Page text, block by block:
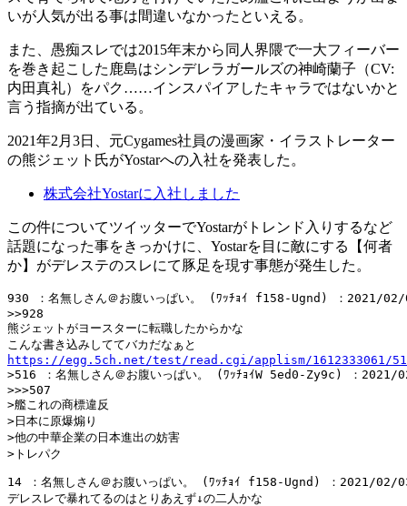
いが人気が出る事は間違いなかったといえる。
また、愚痴スレでは2015年末から同人界隈で一大フィーバー
を巻き起こした鹿島はシンデレラガールズの神崎蘭子（CV:
内田真礼）をパク……インスパイアしたキャラではないかと
言う指摘が出ている。
2021年2月3日、元Cygames社員の漫画家・イラストレーター
の熊ジェット氏がYostarへの入社を発表した。
株式会社Yostarに入社しました
この件についてツイッターでYostarがトレンド入りするなど
話題になった事をきっかけに、Yostarを目に敵にする【何者
か】がデレステのスレにて豚足を現す事態が発生した。
930 ：名無しさん＠お腹いっぱい。 (ﾜｯﾁｮｲ f158-Ugnd) ：2021/
>>928
熊ジェットがヨースターに転職したからかな
https://egg.5ch.net/test/read.cgi/applism/1612333061/
>516 ：名無しさん＠お腹いっぱい。 (ﾜｯﾁｮｲW 5ed0-Zy9c) ：
>>>507
>艦これの商標違反
>日本に原爆煽り
>他の中華企業の日本進出の妨害
14 ：名無しさん＠お腹いっぱい。 (ﾜｯﾁｮｲ f158-Ugnd) ：2021/